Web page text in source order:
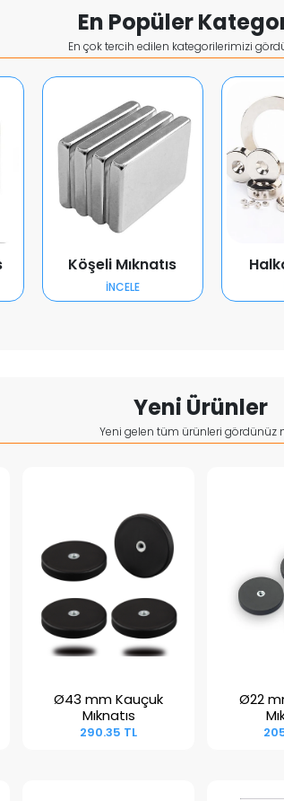
En Popüler
En çok tercih edilen kategorilerimizi
Köşeli Mıknatıs
İNCELE
Yeni Ürünler
Yeni gelen tüm ürünleri gördünüz
Sepete Ekle
Ø43 mm Kauçuk
Mıknatıs
290.35 TL
Ø22